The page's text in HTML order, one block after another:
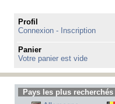
Profil
Connexion - Inscription
Panier
Votre panier est vide
Pays les plus recherchés